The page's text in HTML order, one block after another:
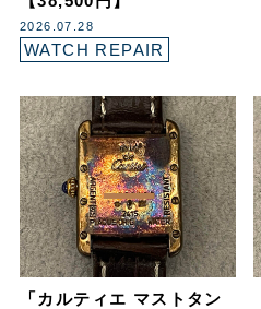
2026.07.28
WATCH REPAIR
「カルティエ マストタン